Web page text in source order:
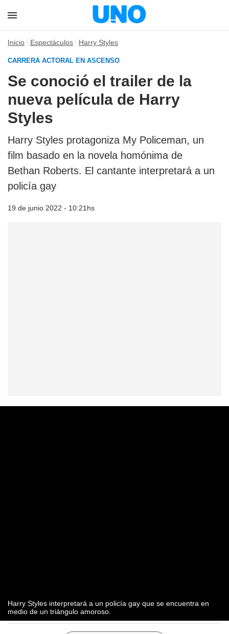
Inicio Espectáculos Harry Styles
CARRERA ACTORAL EN ASCENSO
Se conoció el trailer de la
nueva película de Harry
Styles
Harry Styles protagoniza My Policeman, un
film basado en la novela homónima de
Bethan Roberts. El cantante interpretará a un
policía gay
19 de junio 2022 - 10:21hs
Harry Styles interpretará a un policía gay que se encuentra en
medio de un triángulo amoroso.